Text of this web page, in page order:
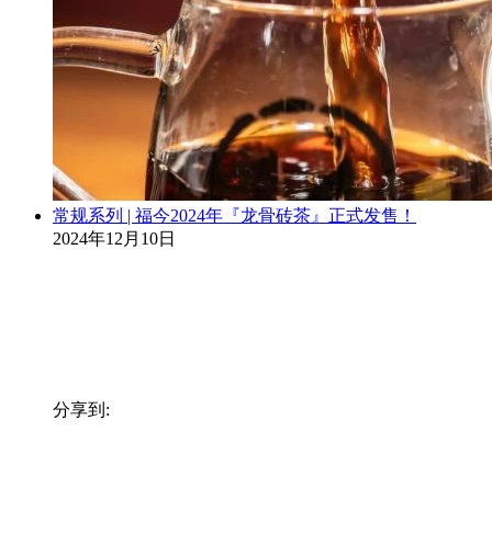
常规系列 | 福今2024年『龙骨砖茶』正式发售！
2024年12月10日
分享到: